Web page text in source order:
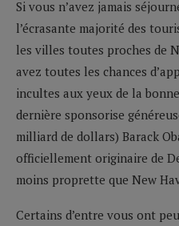
Si vous n’avez jamais
l’écrasante majorité des
les villes toutes proches de
avez toutes les chances
incultes aux yeux de la
dernière sponsorise
milliard de dollars) Barack
officiellement originaire de
moins proprette que New
Certains d’entre vous ont